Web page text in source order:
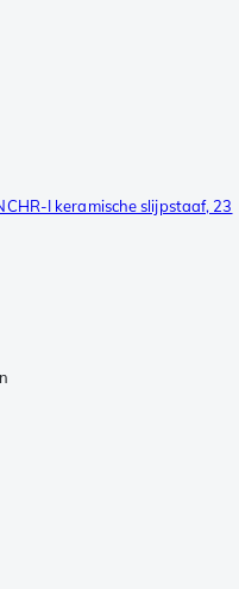
I keramische slijpstaaf, 23